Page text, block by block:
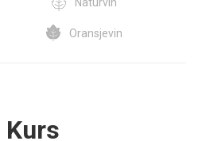
Oransjevin
Kurs